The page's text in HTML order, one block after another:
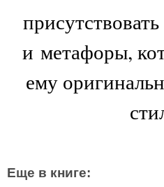
и метафоры,
ему
Еще в книге: